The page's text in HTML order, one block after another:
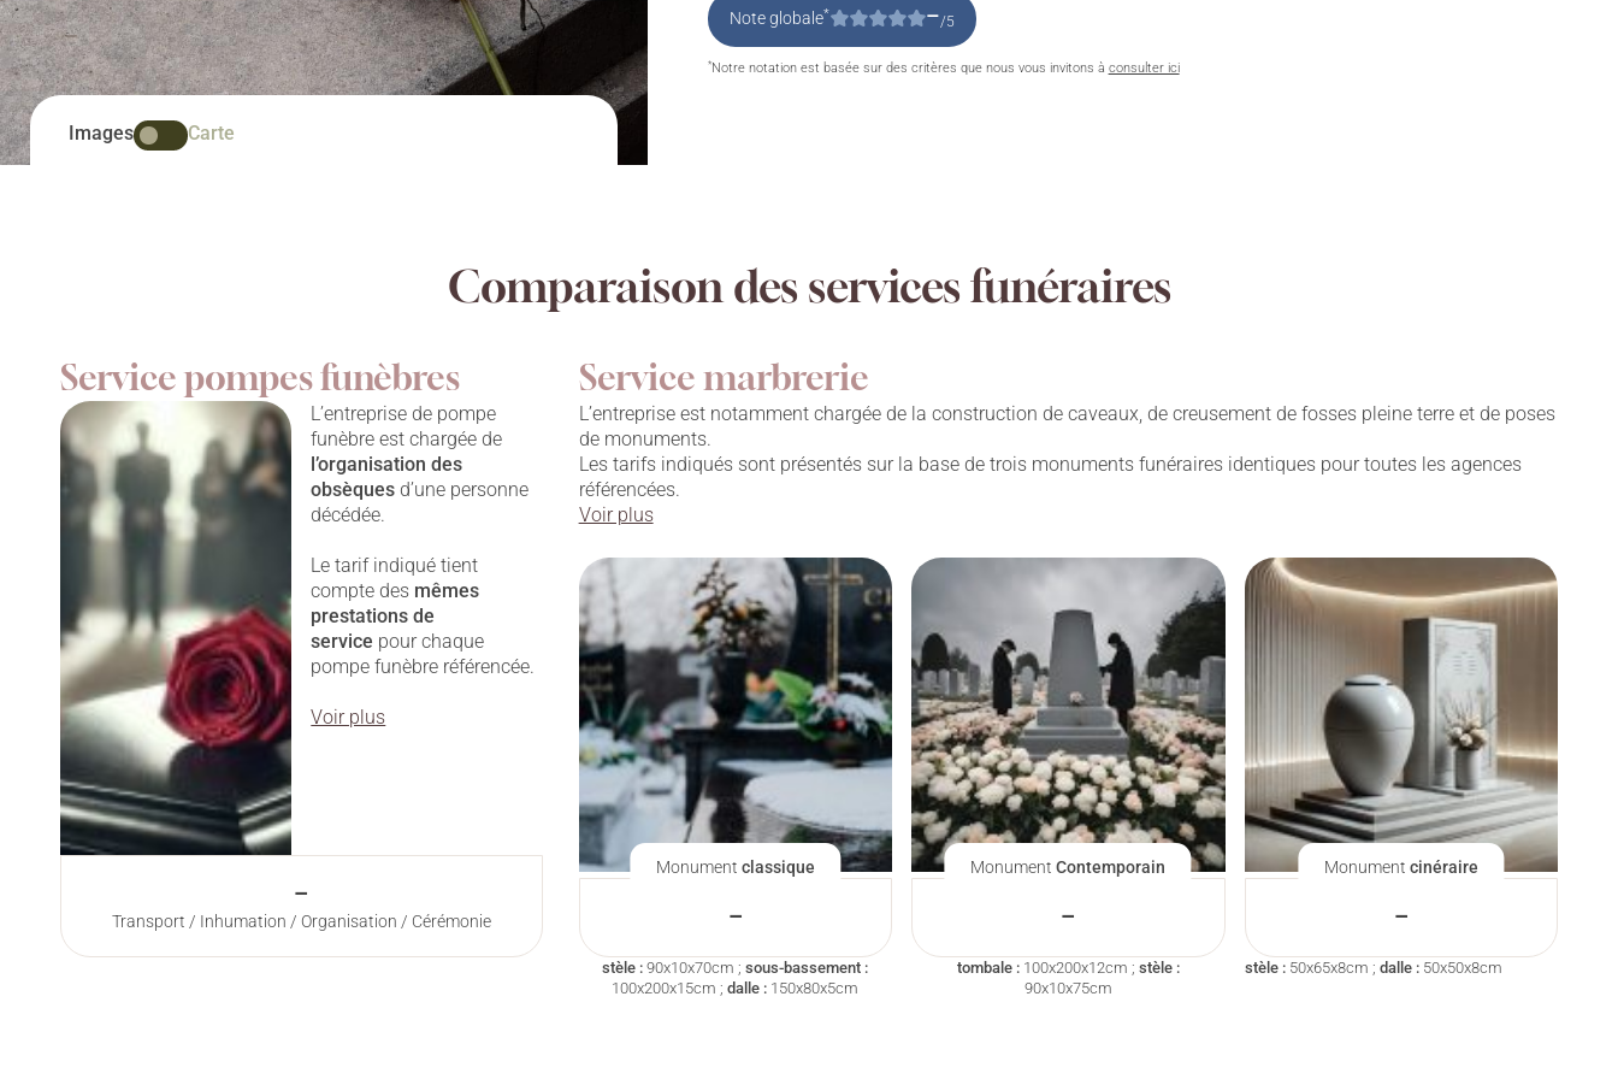
Images Carte
Note globale* –/5
*Notre notation est basée sur des critères que nous vous invitons à consulter ici
Comparaison des services funéraires
Service pompes funèbres
L’entreprise de pompe
funèbre est chargée de
l’organisation des
obsèques d’une personne
décédée.
Le tarif indiqué tient
compte des mêmes
prestationsde
service pour chaque
pompe funèbre référencée.
Voir plus
–
Transport / Inhumation / Organisation / Cérémonie
Service marbrerie
L’entreprise est notamment chargée de la construction de caveaux, de creusement de fosses pleine terre et de poses
de monuments.
Les tarifs indiqués sont présentés sur la base de trois monuments funéraires identiques pour toutes les agences
référencées.
Voir plus
Monument classique
–
stèle : 90x10x70cm ;sous-bassement :
100x200x15cm ;dalle : 150x80x5cm
MonumentContemporain
–
tombale :100x200x12cm ; stèle :
90x10x75cm
Monument cinéraire
–
stèle :50x65x8cm ; dalle :50x50x8cm